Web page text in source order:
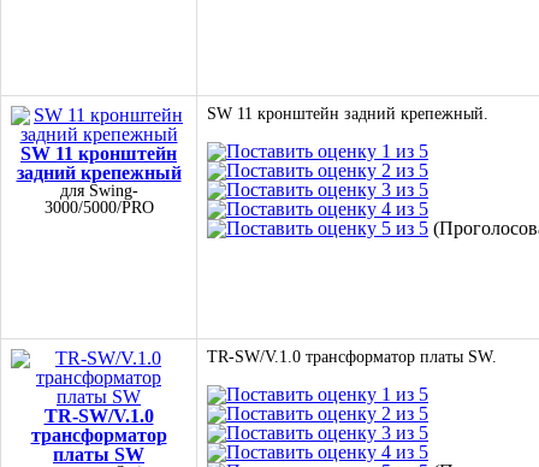
SW 11 кронштейн
задний крепежный
для Swing-
3000/5000/PRO
SW 11 кронштейн задний крепежный.
TR-SW/V.1.0
трансформатор
платы SW
TR-SW/V.1.0 трансформатор платы SW.